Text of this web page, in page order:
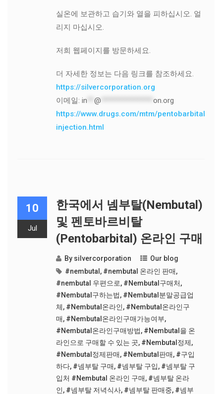
실온에 보관하고 습기와 열을 피하십시오. 얼
리지 마십시오.
저희 웹페이지를 방문하세요.
더 자세한 정보는 다음 링크를 참조하세요.
https://silvercorporation.org
이메일: in @
on.org
https://www.drugs.com/mtm/pentobarbital-
injection.html
10
Jul
한국에서 넴부탈(Nembutal)
및 펜토바르비탈
(Pentobarbital) 온라인 구매
By silvercorporation
Our blog
#nembutal, #nembutal 온라인 판매,
#nembutal 우편으로, #Nembutal구매처,
#Nembutal구하는법, #Nembutal분말공급업
체, #Nembutal온라인, #Nembutal온라인구
매, #Nembutal온라인구매가능여부,
#Nembutal온라인구매방법, #Nembutal을 온
라인으로 구매할 수 있는 곳, #Nembutal정제,
#Nembutal정제판매, #Nembutal판매, #구입
하다, #넴부탈 구매, #넴부탈 구입, #넴부탈 구
입처 #Nembutal 온라인 구매, #넴부탈 온라
인, #넴부탈 저녁식사, #넴부탈 판매중, #넴부